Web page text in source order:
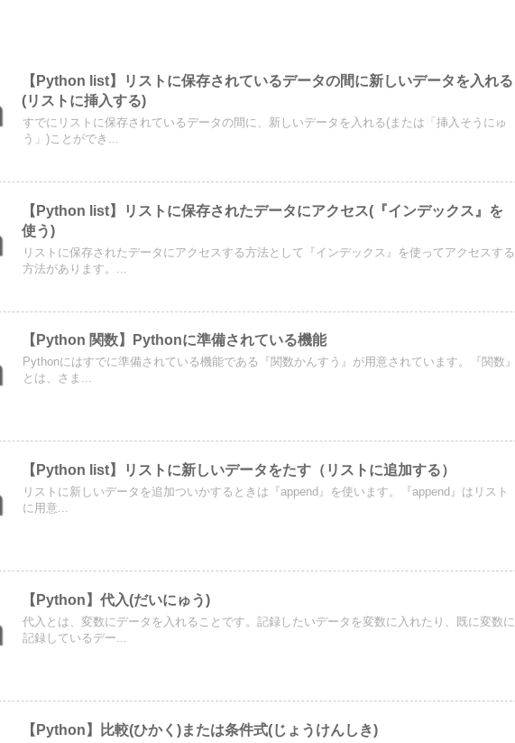
【Python list】リストに保存されているデータの間に新しいデータを入れる
(リストに挿入する)
すでにリストに保存されているデータの間に、新しいデータを入れる(または「挿入そうにゅ
う」)ことができ...
【Python list】リストに保存されたデータにアクセス(『インデックス』を
使う)
リストに保存されたデータにアクセスする方法として『インデックス』を使ってアクセスする
方法があります。...
【Python 関数】Pythonに準備されている機能
Pythonにはすでに準備されている機能である『関数かんすう』が用意されています。『関数』
とは、さま...
【Python list】リストに新しいデータをたす（リストに追加する）
リストに新しいデータを追加ついかするときは『append』を使います。『append』はリスト
に用意...
【Python】代入(だいにゅう)
代入とは、変数にデータを入れることです。記録したいデータを変数に入れたり、既に変数に
記録しているデー...
【Python】比較(ひかく)または条件式(じょうけんしき)